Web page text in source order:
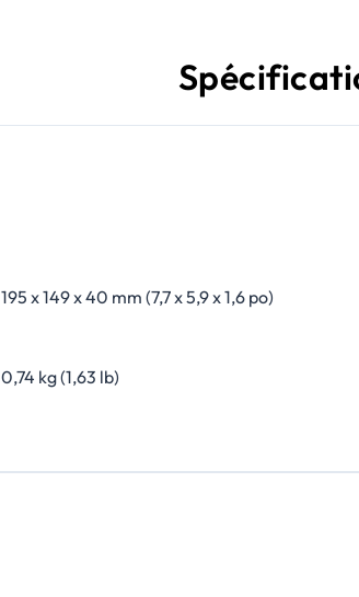
195 x 149 x 40 mm (7,7 x 5,9 x 1,6 po)
0,74 kg (1,63 lb)